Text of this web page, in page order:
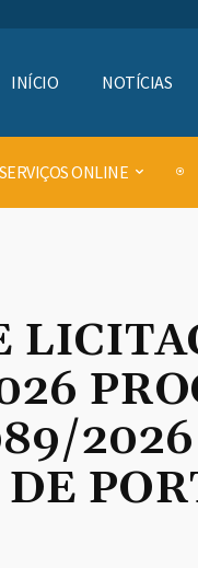
INÍCIO NOTÍCIAS
SERVIÇOS ONLINE